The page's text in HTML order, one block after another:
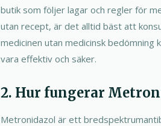
butik som följer lagar och regler för
utan recept, är det alltid bäst att
medicinen utan medicinsk
vara effektiv och säker.
2. Hur fungerar
Metronidazol är ett